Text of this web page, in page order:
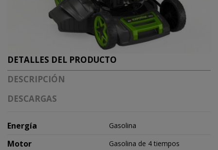
DETALLES DEL PRODUCTO
DESCRIPCIÓN
DESCARGAS
Energía Gasolina
Motor Gasolina de 4 tiempos